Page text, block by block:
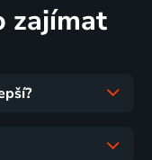
zajímat